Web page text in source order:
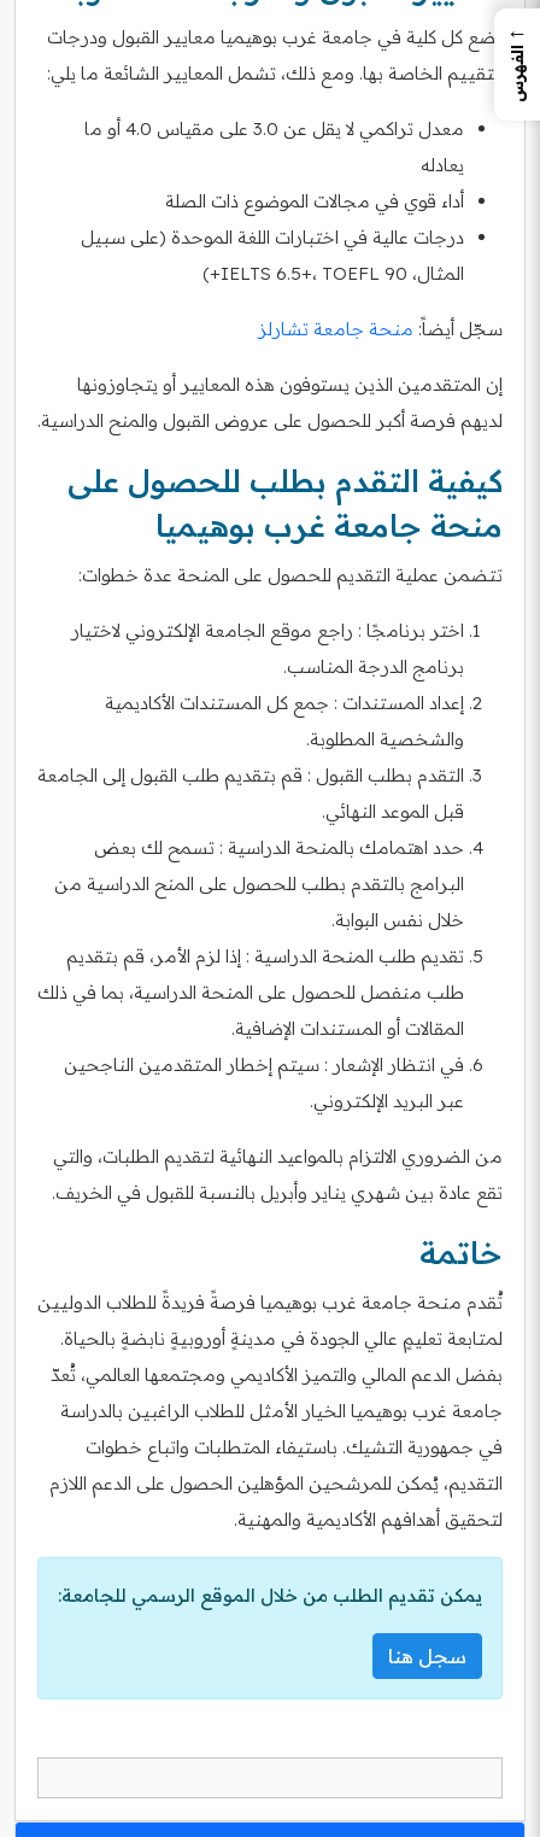
تضع كل كلية في جامعة غرب بوهيميا معايير القبول ودرجات
التقييم الخاصة بها. ومع ذلك، تشمل المعايير الشائعة ما يلي:
معدل تراكمي لا يقل عن 3.0 على مقياس 4.0 أو ما
يعادله
أداء قوي في مجالات الموضوع ذات الصلة
درجات عالية في اختبارات اللغة الموحدة (على سبيل
المثال، IELTS 6.5+، TOEFL 90+)
سجّل أيضاً: منحة جامعة تشارلز
إن المتقدمين الذين يستوفون هذه المعايير أو يتجاوزونها
لديهم فرصة أكبر للحصول على عروض القبول والمنح الدراسية.
كيفية التقدم بطلب للحصول على
منحة جامعة غرب بوهيميا
تتضمن عملية التقديم للحصول على المنحة عدة خطوات:
اختر برنامجًا : راجع موقع الجامعة الإلكتروني لاختيار
برنامج الدرجة المناسب.
إعداد المستندات : جمع كل المستندات الأكاديمية
والشخصية المطلوبة.
التقدم بطلب القبول : قم بتقديم طلب القبول إلى الجامعة
قبل الموعد النهائي.
حدد اهتمامك بالمنحة الدراسية : تسمح لك بعض
البرامج بالتقدم بطلب للحصول على المنح الدراسية من
خلال نفس البوابة.
تقديم طلب المنحة الدراسية : إذا لزم الأمر، قم بتقديم
طلب منفصل للحصول على المنحة الدراسية، بما في ذلك
المقالات أو المستندات الإضافية.
في انتظار الإشعار : سيتم إخطار المتقدمين الناجحين
عبر البريد الإلكتروني.
من الضروري الالتزام بالمواعيد النهائية لتقديم الطلبات، والتي
تقع عادة بين شهري يناير وأبريل بالنسبة للقبول في الخريف.
خاتمة
تُقدم منحة جامعة غرب بوهيميا فرصةً فريدةً للطلاب الدوليين
لمتابعة تعليمٍ عالي الجودة في مدينةٍ أوروبيةٍ نابضةٍ بالحياة.
بفضل الدعم المالي والتميز الأكاديمي ومجتمعها العالمي، تُعدّ
جامعة غرب بوهيميا الخيار الأمثل للطلاب الراغبين بالدراسة
في جمهورية التشيك. باستيفاء المتطلبات واتباع خطوات
التقديم، يُمكن للمرشحين المؤهلين الحصول على الدعم اللازم
لتحقيق أهدافهم الأكاديمية والمهنية.
يمكن تقديم الطلب من خلال الموقع الرسمي للجامعة:
سجل هنا
←
الفهرس